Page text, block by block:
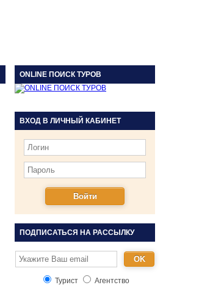
ONLINE ПОИСК ТУРОВ
ВХОД В ЛИЧНЫЙ КАБИНЕТ
ПОДПИСАТЬСЯ НА РАССЫЛКУ
Турист Агентство